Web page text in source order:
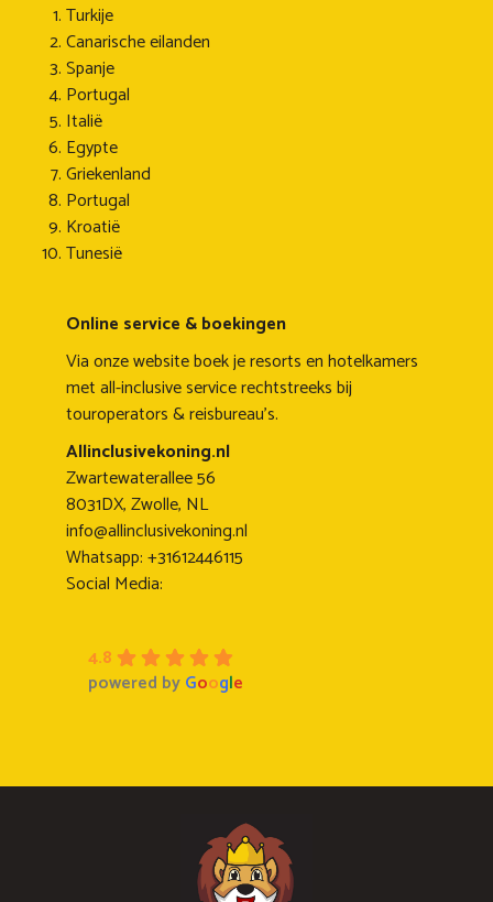
Turkije
Canarische eilanden
Spanje
Portugal
Italië
Egypte
Griekenland
Portugal
Kroatië
Tunesië
Online service & boekingen
Via onze website boek je resorts en hotelkamers
met all-inclusive service rechtstreeks bij
touroperators & reisbureau's.
Allinclusivekoning.nl
Zwartewaterallee 56
8031DX, Zwolle, NL
info@allinclusivekoning.nl
Whatsapp: +31612446115
Social Media:
4.8
powered byGoogle